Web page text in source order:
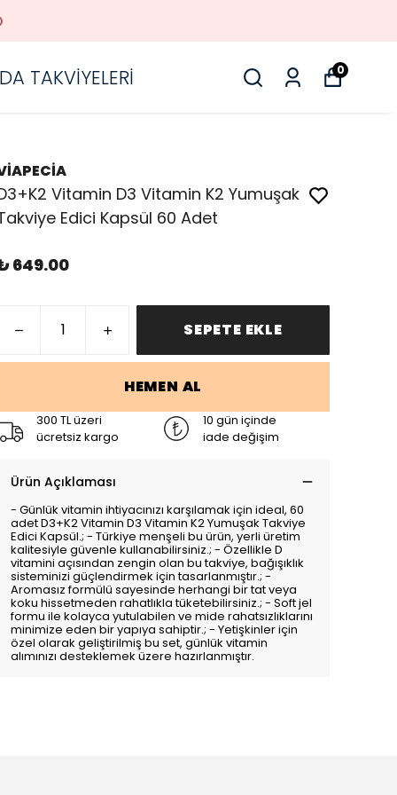
TAKVİYELERİ 0
Vitamin D3 Vitamin K2 Yumuşak
Edici Kapsül 60 Adet
649.00
SEPETE EKLE
HEMEN AL
300 TL üzeri
ücretsiz kargo
10 gün içinde
iade değişim
Ürün Açıklaması
- Günlük vitamin ihtiyacınızı karşılamak için ideal, 60
adet D3+K2 Vitamin D3 Vitamin K2 Yumuşak Takviye
Edici Kapsül.; - Türkiye menşeli bu ürün, yerli üretim
kalitesiyle güvenle kullanabilirsiniz.; - Özellikle D
vitamini açısından zengin olan bu takviye, bağışıklık
sisteminizi güçlendirmek için tasarlanmıştır.; -
Aromasız formülü sayesinde herhangi bir tat veya
koku hissetmeden rahatlıkla tüketebilirsiniz.; - Soft jel
formu ile kolayca yutulabilen ve mide rahatsızlıklarını
minimize eden bir yapıya sahiptir.; - Yetişkinler için
özel olarak geliştirilmiş bu set, günlük vitamin
alımınızı desteklemek üzere hazırlanmıştır.